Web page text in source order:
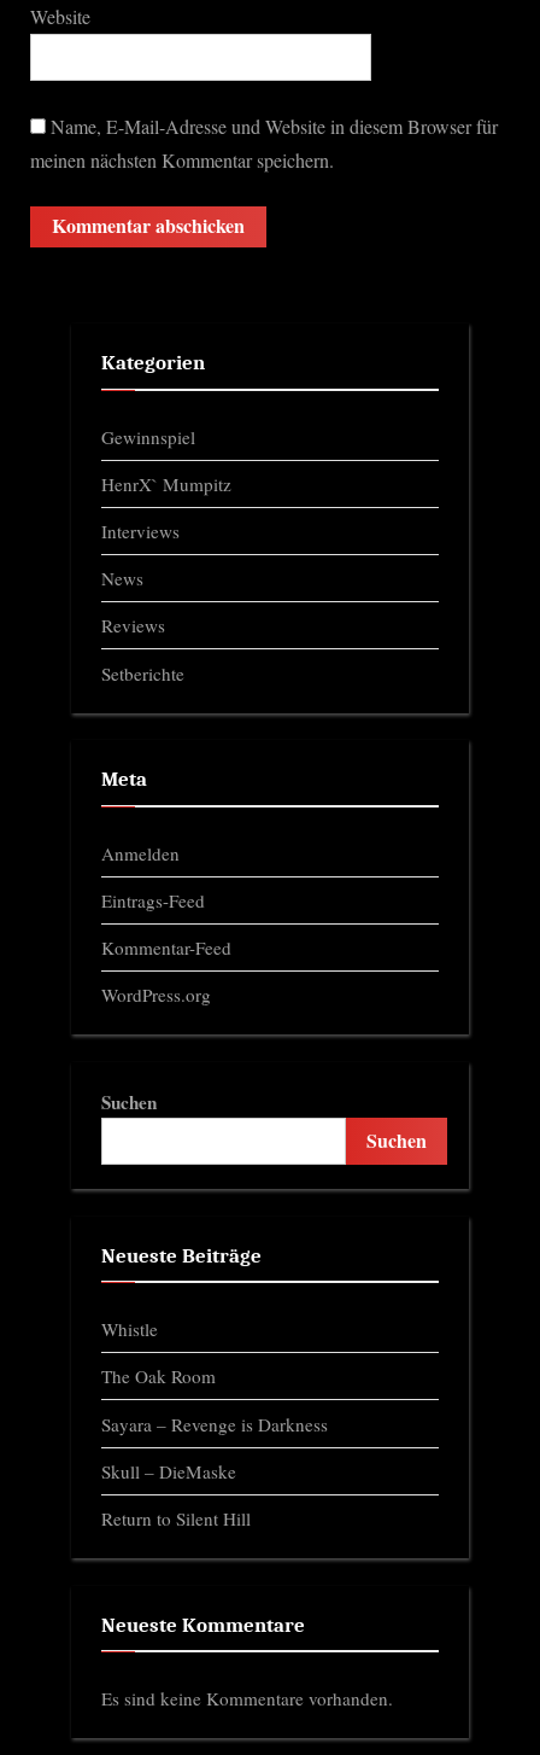
Website
Name, E-Mail-Adresse und Website in diesem Browser für
meinen nächsten Kommentar speichern.
Kategorien
Gewinnspiel
HenrX` Mumpitz
Interviews
News
Reviews
Setberichte
Meta
Anmelden
Eintrags-Feed
Kommentar-Feed
WordPress.org
Suchen
Suchen
Neueste Beiträge
Whistle
The Oak Room
Sayara – Revenge is Darkness
Skull – DieMaske
Return to Silent Hill
Neueste Kommentare
Es sind keine Kommentare vorhanden.